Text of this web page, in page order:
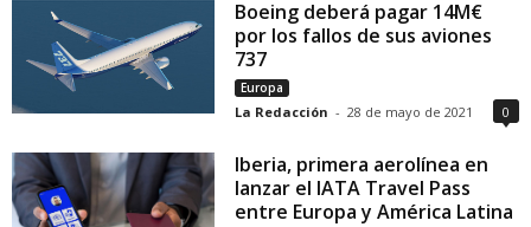
Boeing deberá pagar 14M€
por los fallos de sus aviones
737
Europa
La Redacción - 28 de mayo de 2021 0
Iberia, primera aerolínea en
lanzar el IATA Travel Pass
entre Europa y América Latina